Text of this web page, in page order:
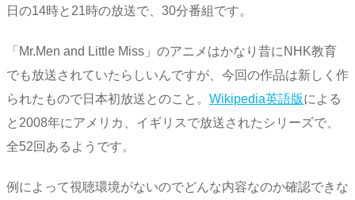
日の14時と21時の放送で、30分番組です。
「Mr.Men and Little Miss」のアニメはかなり昔にNHK教育
でも放送されていたらしいんですが、今回の作品は新しく作
られたもので日本初放送とのこと。 Wikipedia英語版による
と2008年にアメリカ、イギリスで放送されたシリーズで、
全52回あるようです。
例によって視聴環境がないのでどんな内容なのか確認できな